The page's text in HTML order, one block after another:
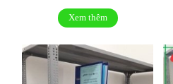
Xem thêm